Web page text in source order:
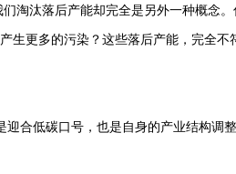
淘汰落后产能却完全是另外一种概念
生更多的污染？这些落后产能，完全
合低碳口号，也是自身的产业结构调